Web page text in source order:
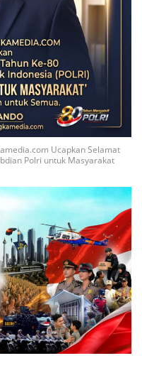
Ucapkan Selamat
Polri untuk Masyarakat